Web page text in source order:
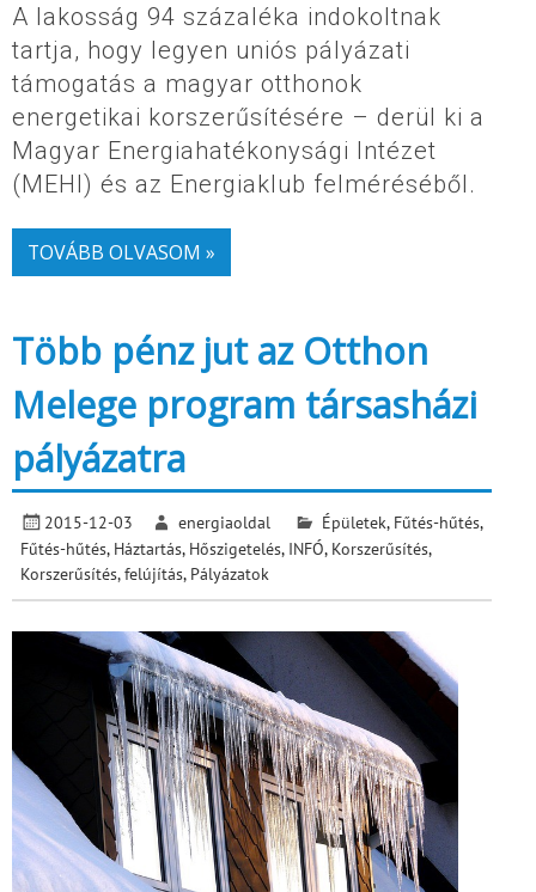
A lakosság 94 százaléka indokoltnak
tartja, hogy legyen uniós pályázati
támogatás a magyar otthonok
energetikai korszerűsítésére – derül ki a
Magyar Energiahatékonysági Intézet
(MEHI) és az Energiaklub felméréséből.
TOVÁBB OLVASOM »
Több pénz jut az Otthon
Melege program társasházi
pályázatra
2015-12-03 energiaoldal Épületek, Fűtés-hűtés,
Fűtés-hűtés, Háztartás, Hőszigetelés, INFÓ, Korszerűsítés,
Korszerűsítés, felújítás, Pályázatok